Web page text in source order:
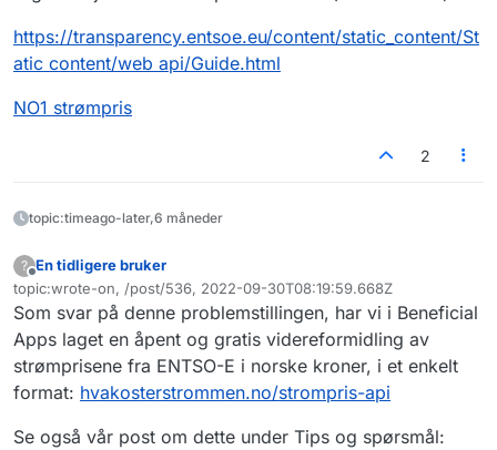
https://transparency.entsoe.eu/content/static_content/St
atic content/web api/Guide.html
NO1 strømpris
2
topic:timeago-later,6 måneder
?
Frakoblet
En tidligere bruker
topic:wrote-on, /post/536, 2022-09-30T08:19:59.668Z
Sist endret av
Som svar på denne problemstillingen, har vi i Beneficial
Apps laget en åpent og gratis videreformidling av
strømprisene fra ENTSO-E i norske kroner, i et enkelt
format: hvakosterstrommen.no/strompris-api
Se også vår post om dette under Tips og spørsmål: